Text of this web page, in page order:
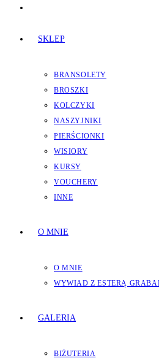
SKLEP
BRANSOLETY
BROSZKI
KOLCZYKI
NASZYJNIKI
PIERŚCIONKI
WISIORY
KURSY
VOUCHERY
INNE
O MNIE
O MNIE
WYWIAD Z ESTERĄ
GALERIA
BIŻUTERIA